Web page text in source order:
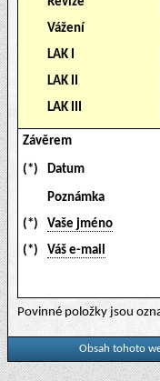
Vážení
LAK I
LAK II
LAK III
Závěrem
(*) Datum
Poznámka
(*)
Vaše jméno
(*)
Váš e-mail
Povinné položky jsou
Obsah tohoto